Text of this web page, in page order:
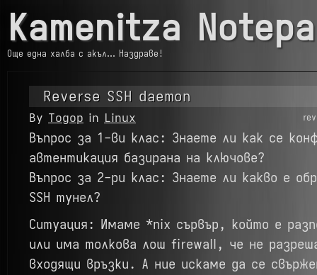
Kamenitza
Още една халба с акъл… Наздраве!
Reverse SSH daemon
By Тодор in Linux
Въпрос за 1-ви клас: Знаете ли как се
автентикация базирана на ключове?
Въпрос за 2-ри клас: Знаете ли какво е
SSH тунел?
Ситуация: Имаме *nix сървър, който е
или има толкова лош firewall, че не
входящи връзки. А ние искаме да се